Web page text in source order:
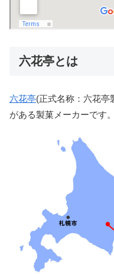
六花亭とは
六花亭(正式名称：六花亭
がある製菓メーカーです。